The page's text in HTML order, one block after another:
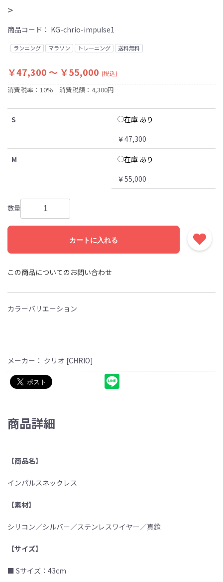
>
商品コード： KG-chrio-impulse1
ランニング マラソン トレーニング 送料無料
￥47,300 ～ ￥55,000 (税込)
消費税率：10% 消費税額：4,300円
S
在庫 あり
￥47,300
M
在庫 あり
￥55,000
数量
カートに入れる
この商品についてのお問い合わせ
カラーバリエーション
メーカー： クリオ [CHRIO]
商品詳細
【商品名】
インパルスネックレス
【素材】
シリコン／シルバー／ステンレスワイヤー／真鍮
【サイズ】
■ Sサイズ：43cm